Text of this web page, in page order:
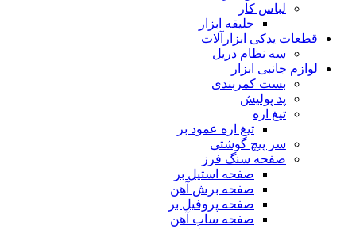
لباس کار
جلیقه ابزار
قطعات یدکی ابزارآلات
سه نظام دریل
لوازم جانبی ابزار
بست کمربندی
پد پولیش
تیغ اره
تیغ اره عمود بر
سر پیچ گوشتی
صفحه سنگ فرز
صفحه استیل بر
صفحه برش آهن
صفحه پروفیل بر
صفحه ساب آهن